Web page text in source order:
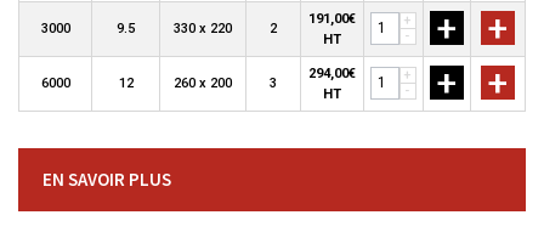
3000 9.5 330 x 220 2
191,00€
HT
+
-
+ +
6000 12 260 x 200 3
294,00€
HT
+
-
+ +
EN SAVOIR PLUS